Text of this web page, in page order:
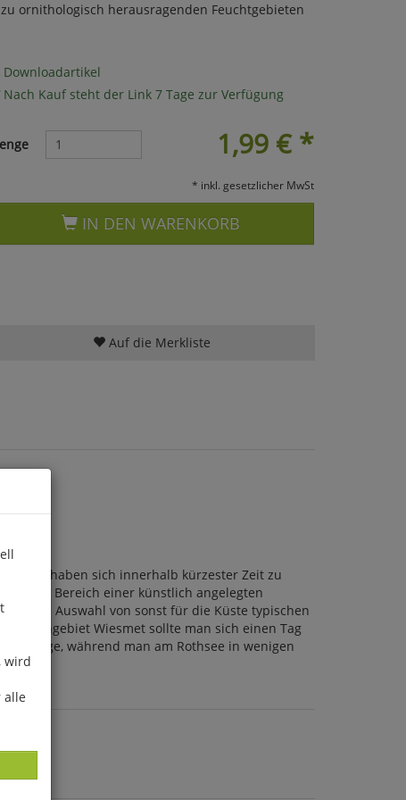
ornithologisch herausragenden Feuchtgebieten
Downloadartikel
Nach Kauf steht der Link 7 Tage zur Verfügung
1,99 €*
* inkl. gesetzlicher MwSt
IN DEN WARENKORB
Auf die Merkliste
und haben sich innerhalb kürzester Zeit zu
im Bereich einer künstlich angelegten
Auswahl von sonst für die Küste typischen
Wiesmet sollte man sich einen Tag
während man am Rothsee in wenigen
wird
alle